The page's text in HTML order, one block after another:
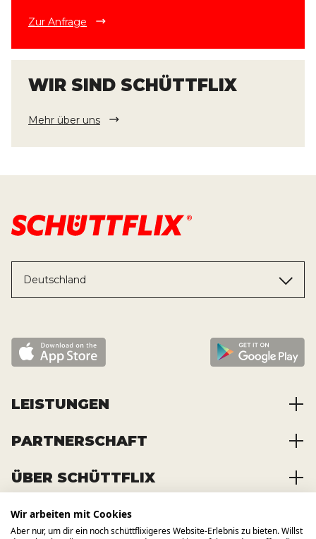
Zur Anfrage
WIR SIND SCHÜTTFLIX
Mehr über uns
Deutschland
LEISTUNGEN
Baustoffe kaufen
Container mieten
Transporte bestellen
PARTNERSCHAFT
Zusammenarbeit
Registrierung
ÜBER SCHÜTTFLIX
Über das Unternehmen
Offene Stellen
Wir arbeiten mit Cookies
Aber nur, um dir ein noch schüttflixigeres Website-Erlebnis zu bieten. Willst